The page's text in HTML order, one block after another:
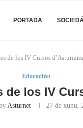
PORTADA
de los IV Cursos
Educación
los IV
Asturnet 27 de xunu,